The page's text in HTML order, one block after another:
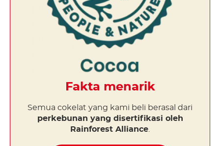
Fakta menarik
Semua cokelat yang kami beli berasal dari
perkebunan yang disertifikasi oleh
Rainforest Alliance